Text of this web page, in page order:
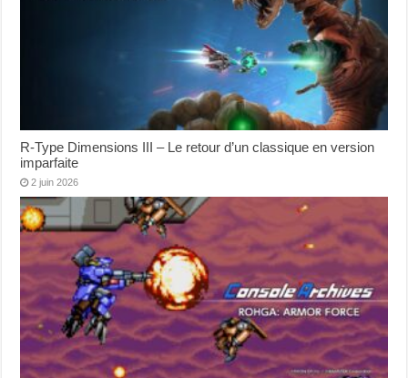
R-Type Dimensions III – Le retour d’un classique en version
imparfaite
2 juin 2026